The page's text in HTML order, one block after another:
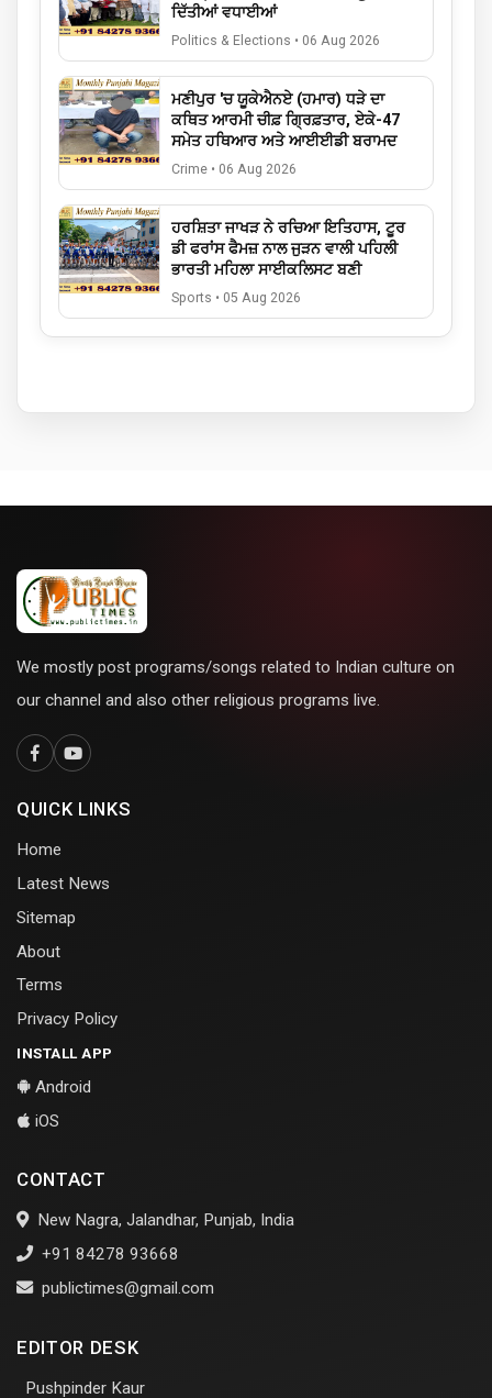
ਦਿੱਤੀਆਂ ਵਧਾਈਆਂ
Politics & Elections • 06 Aug 2026
ਮਣੀਪੁਰ 'ਚ ਯੂਕੇਐਨਏ (ਹਮਾਰ) ਧੜੇ ਦਾ
ਕਥਿਤ ਆਰਮੀ ਚੀਫ਼ ਗ੍ਰਿਫ਼ਤਾਰ, ਏਕੇ-47
ਸਮੇਤ ਹਥਿਆਰ ਅਤੇ ਆਈਈਡੀ ਬਰਾਮਦ
Crime • 06 Aug 2026
ਹਰਸ਼ਿਤਾ ਜਾਖੜ ਨੇ ਰਚਿਆ ਇਤਿਹਾਸ, ਟੂਰ
ਡੀ ਫਰਾਂਸ ਫੈਮਜ਼ ਨਾਲ ਜੁੜਨ ਵਾਲੀ ਪਹਿਲੀ
ਭਾਰਤੀ ਮਹਿਲਾ ਸਾਈਕਲਿਸਟ ਬਣੀ
Sports • 05 Aug 2026
We mostly post programs/songs related to Indian culture on
our channel and also other religious programs live.
QUICK LINKS
Home
Latest News
Sitemap
About
Terms
Privacy Policy
INSTALL APP
Android
iOS
CONTACT
New Nagra, Jalandhar, Punjab, India
+91 84278 93668
publictimes@gmail.com
EDITOR DESK
Pushpinder Kaur